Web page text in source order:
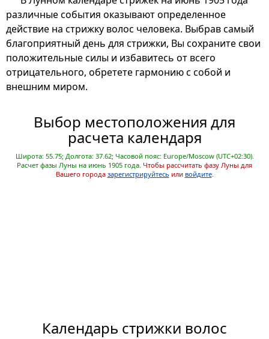
различные события оказывают определенное
действие на стрижку волос человека. Выбрав самый
благоприятный день для стрижки, Вы сохраните свои
положительные силы и избавитесь от всего
отрицательного, обретете гармонию с собой и
внешним миром.
Выбор местоположения для
расчета календаря
Широта: 55.75; Долгота: 37.62; Часовой пояс: Europe/Moscow (UTC+02:30).
Расчет фазы Луны на июнь 1905 года. Чтобы рассчитать фазу Луны для
Вашего города зарегистрируйтесь или войдите.
Календарь стрижки волос